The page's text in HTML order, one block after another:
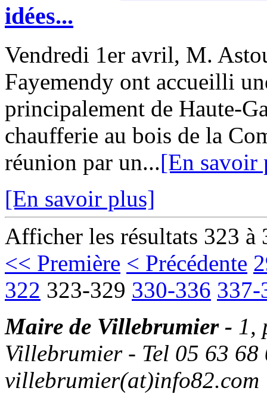
idées...
Vendredi 1er avril, M.
Fayemendy ont accueilli
principalement de Haute-
chaufferie au bois de la
réunion par un...[En savoir
[En savoir plus]
Afficher les résultats 323 à
<< Première < Précédente
322 323-329 330-336 337-
Maire de Villebrumier - 1,
Villebrumier - Tel 05 63
villebrumier(at)info82.com